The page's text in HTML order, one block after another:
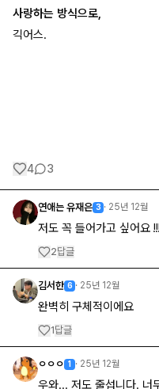
사랑하는 방식으로,
긱어스.
4 3
연애는 유재은 3 · 25년 12월
저도 꼭 들어가고 싶어요
2답글
김서한 6 · 25년 12월
완벽히 구체적이에요
1 답글
ㅇㅇㅇ 1 · 25년 12월
우와... 저도 줄섭니다. 너